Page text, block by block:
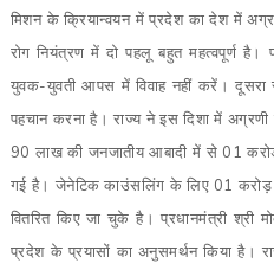
मिशन के क्रियान्वयन में प्रदेश का देश में
रोग नियंत्रण में दो पहलू बहुत महत्वपूर्ण
युवक-युवती आपस में विवाह नहीं करें। दूसरा
पहचान करना है। राज्य ने इस दिशा में
90 लाख की जनजातीय आबादी में से 01
गई है। जेनेटिक काउंसलिंग के लिए 01
वितरित किए जा चुके है। प्रधानमंत्री श्री
प्रदेश के प्रयासों का अनुसमर्थन किया है।